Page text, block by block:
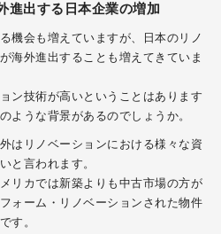
進出する日本企業の増加
機会も増えていますが、日本のリノ
海外進出することも増えてきていま
ン技術が高いということはあります
ような背景があるのでしょうか。
はリノベーションにおける様々な資
と言われます。
リカでは新築よりも中古市場の方が
ォーム・リノベーションされた物件
す。